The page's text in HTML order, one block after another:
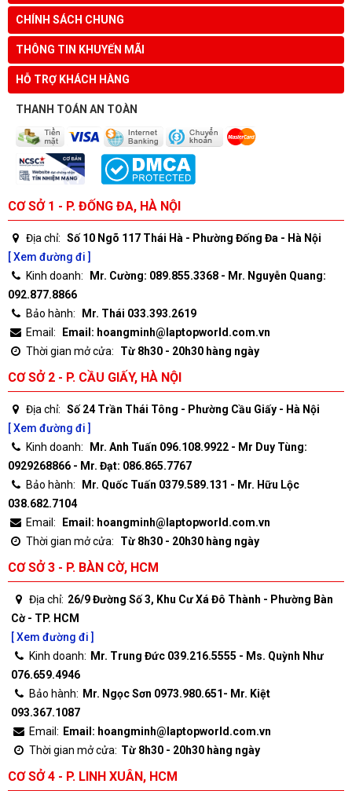
CHÍNH SÁCH CHUNG
THÔNG TIN KHUYẾN MÃI
HỖ TRỢ KHÁCH HÀNG
THANH TOÁN AN TOÀN
CƠ SỞ 1 - P. ĐỐNG ĐA, HÀ NỘI
Địa chỉ: Số 10 Ngõ 117 Thái Hà - Phường Đống Đa - Hà Nội
[ Xem đường đi ]
Kinh doanh:
Mr. Cường: 089.855.3368 - Mr. Nguyễn Quang:
092.877.8866
Bảo hành:
Mr. Thái 033.393.2619
Email:
Email: hoangminh@laptopworld.com.vn
Thời gian mở cửa:
Từ 8h30 - 20h30 hàng ngày
CƠ SỞ 2 - P. CẦU GIẤY, HÀ NỘI
Địa chỉ: Số 24 Trần Thái Tông - Phường Cầu Giấy - Hà Nội
[ Xem đường đi ]
Kinh doanh:
Mr. Anh Tuấn 096.108.9922 - Mr Duy Tùng:
0929268866 - Mr. Đạt: 086.865.7767
Bảo hành:
Mr. Quốc Tuấn 0379.589.131 - Mr. Hữu Lộc
038.682.7104
Email:
Email: hoangminh@laptopworld.com.vn
Thời gian mở cửa:
Từ 8h30 - 20h30 hàng ngày
CƠ SỞ 3 - P. BÀN CỜ, HCM
Địa chỉ: 26/9 Đường Số 3, Khu Cư Xá Đô Thành - Phường Bàn
Cờ - TP. HCM
[ Xem đường đi ]
Kinh doanh: Mr. Trung Đức 039.216.5555 - Ms. Quỳnh Như
076.659.4946
Bảo hành: Mr. Ngọc Sơn 0973.980.651- Mr. Kiệt
093.367.1087
Email: Email: hoangminh@laptopworld.com.vn
Thời gian mở cửa: Từ 8h30 - 20h30 hàng ngày
CƠ SỞ 4 - P. LINH XUÂN, HCM